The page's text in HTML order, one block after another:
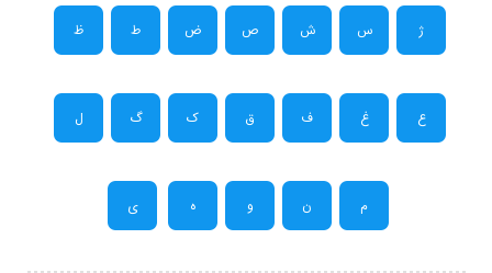
ژ س ش ص ض ط ظ
ع غ ف ق ک گ ل
م ن و ه ی